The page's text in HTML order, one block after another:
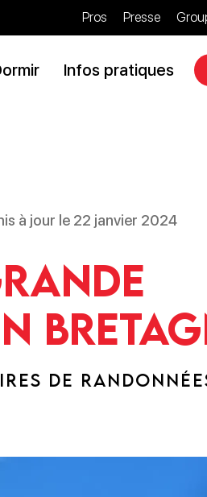
Pros Presse
Infos pratiques
à jour le 22 janvier 2024
DE